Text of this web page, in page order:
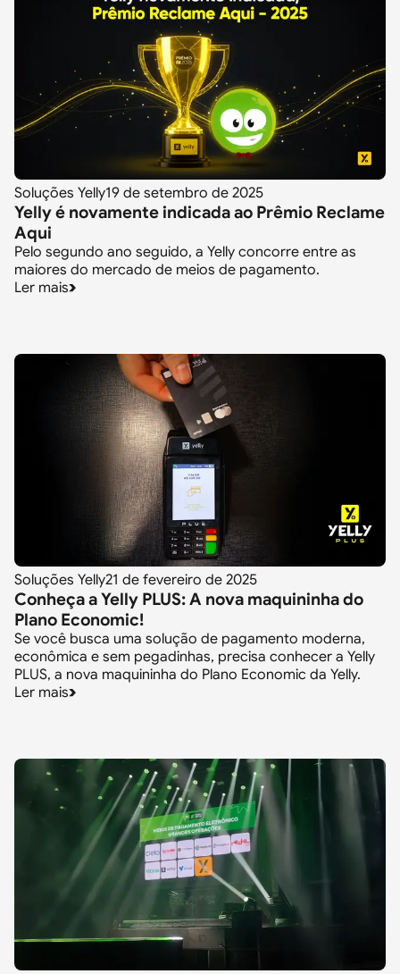
Soluções Yelly19 de setembro de 2025
Yelly é novamente indicada ao Prêmio Reclame
Aqui
Pelo segundo ano seguido, a Yelly concorre entre as
maiores do mercado de meios de pagamento.
Ler mais
Soluções Yelly21 de fevereiro de 2025
Conheça a Yelly PLUS: A nova maquininha do
Plano Economic!
Se você busca uma solução de pagamento moderna,
econômica e sem pegadinhas, precisa conhecer a Yelly
PLUS, a nova maquininha do Plano Economic da Yelly.
Ler mais